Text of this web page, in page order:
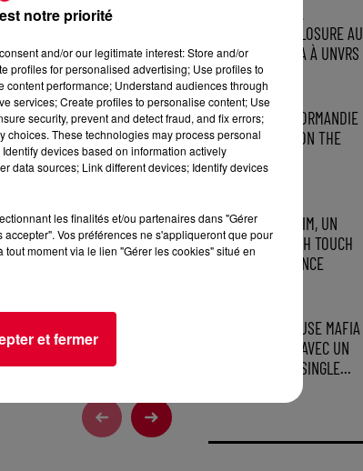
c’est le son de la DJ
- Google Play
L'USHUAÏA, DISCLOSURE AU
PACHA ET ANYMA À UNVRS
DIRECTION LA NORMANDIE
POUR : GÄRTEN ON THE
BEACH
BARRY CAN'T SWIM, UN
SON BIEN FRENCH TOUCH
AVEC "DANCE DANCE
LA SWEDISH HOUSE MAFIA
EST DE RETOUR AVEC UN
TOUT NOUVEAU SINGLE...
notre priorité
and/or our legitimate interest: Store and/or
profiles for personalised advertising; Use profiles to
performance; Understand audiences through
services; Create profiles to personalise content; Use
security, prevent and detect fraud, and fix errors;
These technologies may process personal
devices based on information actively
data sources; Link different devices; Identify devices
les finalités et/ou partenaires dans "Gérer
Vos préférences ne s'appliqueront que pour
moment via le lien "Gérer les cookies" situé en
et fermer